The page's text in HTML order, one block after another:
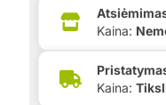
Kaina:
Kaina: